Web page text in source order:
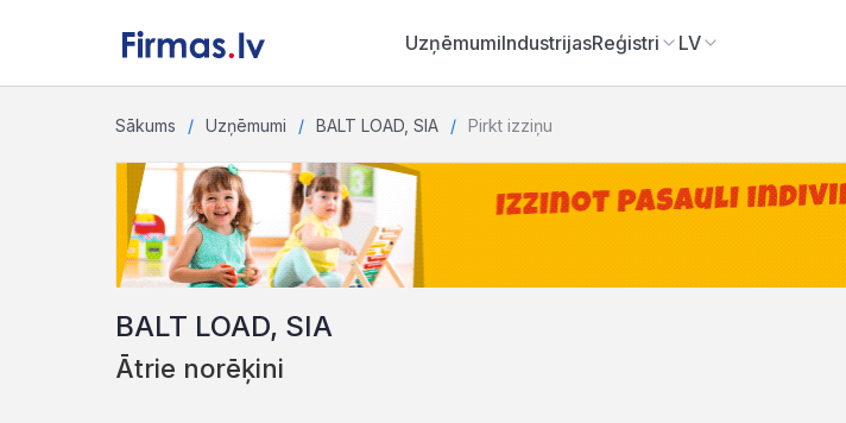
UzņēmumiIndustrijasReģistri LV
Sākums Uzņēmumi BALT LOAD, SIA Pirkt izziņu
BALT LOAD, SIA
Ātrie norēķini